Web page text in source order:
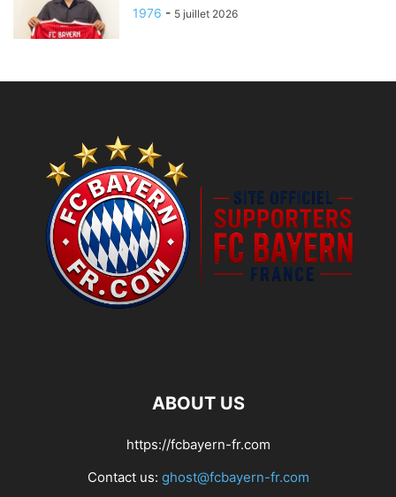
1976 - 5 juillet 2026
ABOUT US
https://fcbayern-fr.com
Contact us: ghost@fcbayern-fr.com